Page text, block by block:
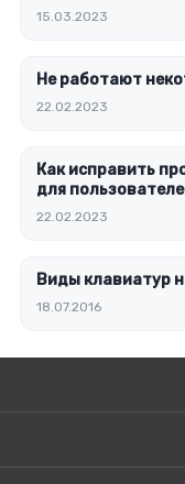
15.03.2023
Не работают
22.02.2023
Как исправить
для
22.02.2023
Виды клавиатур
18.07.2016